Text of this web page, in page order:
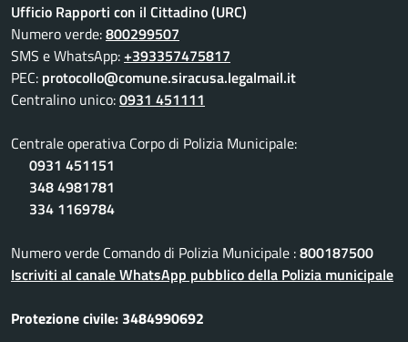
Ufficio Rapporti con il Cittadino (URC)
Numero verde:800299507
SMS e WhatsApp:+393357475817
PEC: protocollo@comune.siracusa.legalmail.it
Centralino unico:0931 451111
Centrale operativa Corpo di Polizia Municipale:
0931 451151
348 4981781
334 1169784
Numero verde Comando di Polizia Municipale :800187500
Iscriviti al canale WhatsApp pubblico della Polizia municipale
Protezione civile: 3484990692